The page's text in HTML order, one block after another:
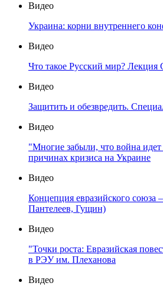
Видео
Украина: корни внутреннего
Видео
Что такое Русский мир? Лекция
Видео
Защитить и обезвредить.
Видео
"Многие забыли, что война идет
причинах кризиса на Украине
Видео
Концепция евразийского союза
Пантелеев, Гущин)
Видео
"Точки роста: Евразийская
в РЭУ им. Плеханова
Видео